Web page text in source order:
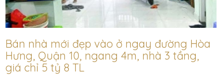
Bán nhà mới đẹp vào ở ngay đường Hòa
Hưng, Quận 10, ngang 4m, nhà 3 tầng,
giá chỉ 5 tỷ 8 TL